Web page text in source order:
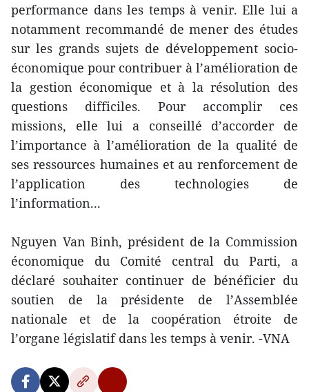
performance dans les temps à venir. Elle lui a
notamment recommandé de mener des études
sur les grands sujets de développement socio-
économique pour contribuer à l’amélioration de
la gestion économique et à la résolution des
questions difficiles. Pour accomplir ces
missions, elle lui a conseillé d’accorder de
l’importance à l’amélioration de la qualité de
ses ressources humaines et au renforcement de
l’application des technologies de
l’information...
Nguyen Van Binh, président de la Commission
économique du Comité central du Parti, a
déclaré souhaiter continuer de bénéficier du
soutien de la présidente de l’Assemblée
nationale et de la coopération étroite de
l’organe législatif dans les temps à venir. -VNA